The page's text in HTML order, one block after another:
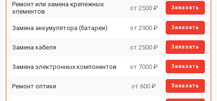
Ремонт или замена крепежных
элементов
от 2500 ₽ Заказать
Замена аккумулятора (батареи) от 2900 ₽ Заказать
Замена кабеля от 2500 ₽ Заказать
Замена электронных компонентов от 7000 ₽ Заказать
Ремонт оптики от 600 ₽ Заказать